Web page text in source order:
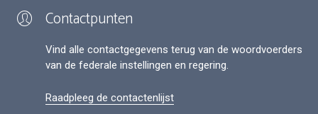
Contactpunten
Vind alle contactgegevens terug van de woordvoerders
van de federale instellingen en regering.
Raadpleeg de contactenlijst